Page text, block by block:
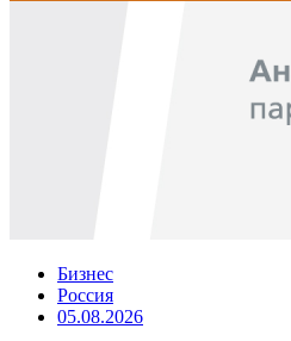
Бизнес
Россия
05.08.2026